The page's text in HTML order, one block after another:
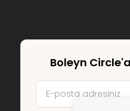
Boleyn